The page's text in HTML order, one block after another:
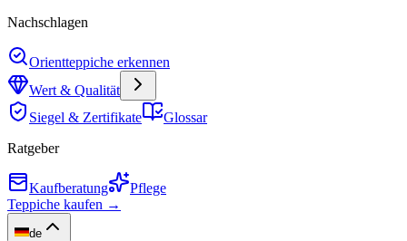
Nachschlagen
Orientteppiche erkennen
Wert & Qualität
Siegel & Zertifikate
Glossar
Ratgeber
Kaufberatung
Pflege
Teppiche kaufen →
de